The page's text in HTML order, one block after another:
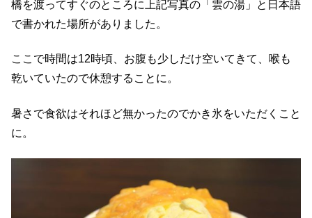
橋を渡ってすぐのところに上記写真の「雲の湯」と日本語
で書かれた場所がありました。
ここで時間は12時頃、お腹も少しだけ空いてきて、喉も
乾いていたので休憩することに。
暑さで食欲はそれほど無かったのでかき氷をいただくこと
に。